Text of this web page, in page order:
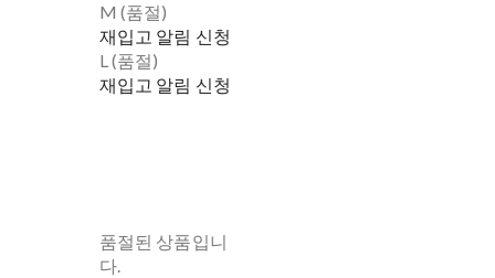
M (품절)
재입고 알림 신청
L (품절)
재입고 알림 신청
품절된 상품입니
다.